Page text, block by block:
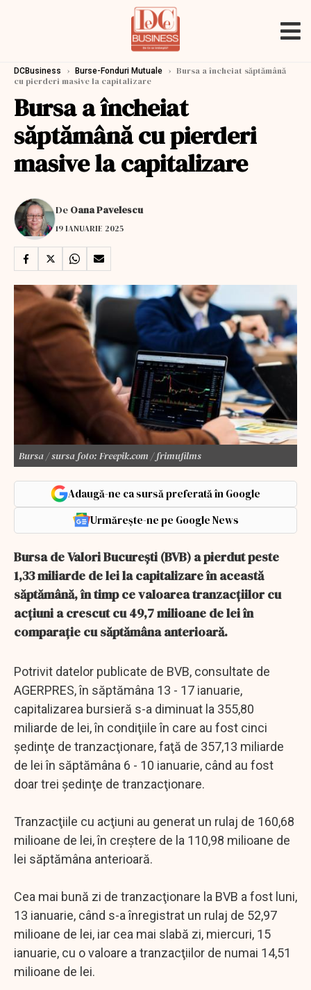
DCBusiness › Burse-Fonduri Mutuale › Bursa a încheiat săptămână
cu pierderi masive la capitalizare
Bursa a încheiat
săptămână cu pierderi
masive la capitalizare
De Oana Pavelescu
19 IANUARIE 2025
Bursa / sursa foto: Freepik.com / frimufilms
Adaugă-ne ca sursă preferată în Google
Urmărește-ne pe Google News
Bursa de Valori Bucureşti (BVB) a pierdut peste
1,33 miliarde de lei la capitalizare în această
săptămână, în timp ce valoarea tranzacţiilor cu
acţiuni a crescut cu 49,7 milioane de lei în
comparaţie cu săptămâna anterioară.
Potrivit datelor publicate de BVB, consultate de
AGERPRES, în săptămâna 13 - 17 ianuarie,
capitalizarea bursieră s-a diminuat la 355,80
miliarde de lei, în condiţiile în care au fost cinci
şedinţe de tranzacţionare, faţă de 357,13 miliarde
de lei în săptămâna 6 - 10 ianuarie, când au fost
doar trei şedinţe de tranzacţionare.
Tranzacţiile cu acţiuni au generat un rulaj de 160,68
milioane de lei, în creştere de la 110,98 milioane de
lei săptămâna anterioară.
Cea mai bună zi de tranzacţionare la BVB a fost luni,
13 ianuarie, când s-a înregistrat un rulaj de 52,97
milioane de lei, iar cea mai slabă zi, miercuri, 15
ianuarie, cu o valoare a tranzacţiilor de numai 14,51
milioane de lei.